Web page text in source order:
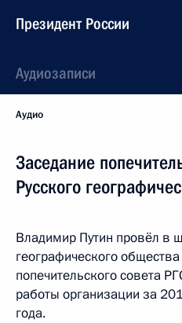
Президент России
Аудиозаписи
Аудио
Заседание
Русского
Владимир Путин провёл в
географического
попечительского совета
работы организации за
года.